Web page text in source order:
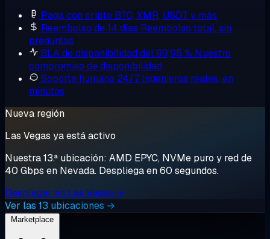
Paga con cripto BTC, XMR, USDT y más
Reembolso de 14 días Reembolso total, sin
preguntas
SLA de disponibilidad del 99,95 % Nuestro
compromiso de disponibilidad
Soporte humano 24/7 Ingenieros reales, en
minutos
Nueva región
Las Vegas ya está activo
Nuestra 13.ª ubicación: AMD EPYC, NVMe puro y red de
40 Gbps en Nevada. Despliega en 60 segundos.
Desplegar en Las Vegas →
Ver las 13 ubicaciones →